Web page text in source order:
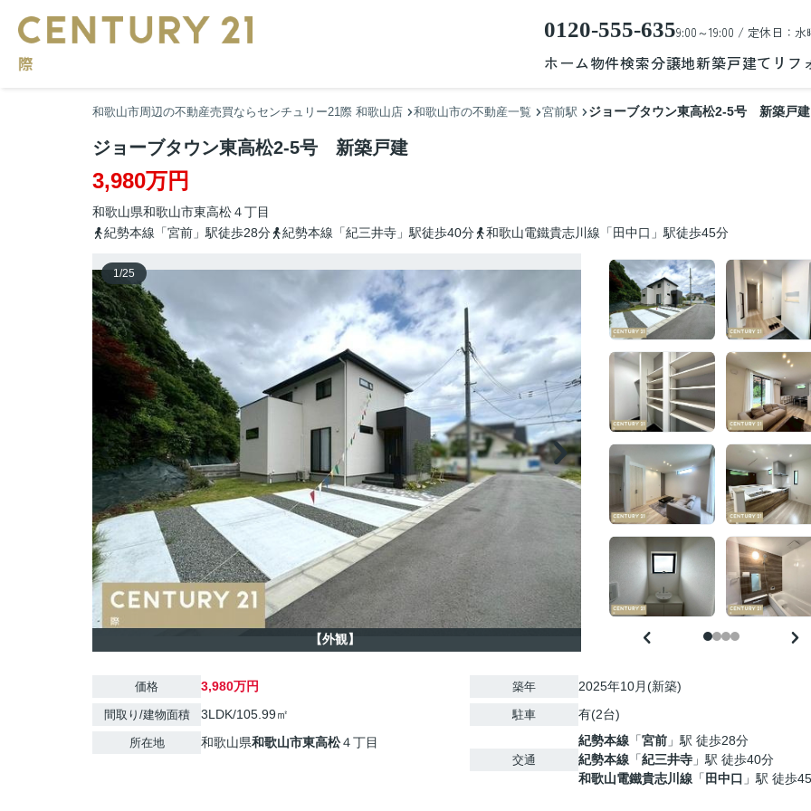
0120-555-6359:00～19:00 / 定休日：水
ホーム物件検索分譲地新築戸建て リフ
和歌山市周辺の不動産売買ならセンチュリー21際 和歌山店 和歌山市の不動産一覧 宮前駅 ジョーブタウン東高松2-5号 新築戸建
ジョーブタウン東高松2-5号 新築戸建
3,980万円
和歌山県和歌山市東高松４丁目
紀勢本線「宮前」駅徒歩28分
紀勢本線「紀三井寺」駅徒歩40分 和歌山電鐵貴志川線「田中口」駅徒歩45分
1/25
【外観】
価格 3,980万円
間取り/建物面積 3LDK/105.99㎡
所在地 和歌山県和歌山市東高松４丁目
築年 2025年10月(新築)
駐車 有(2台)
交通
紀勢本線 「宮前 」駅 徒歩28分
紀勢本線 「紀三井寺 」駅 徒歩40分
和歌山電鐵貴志川線 「 田中口 」駅 徒歩